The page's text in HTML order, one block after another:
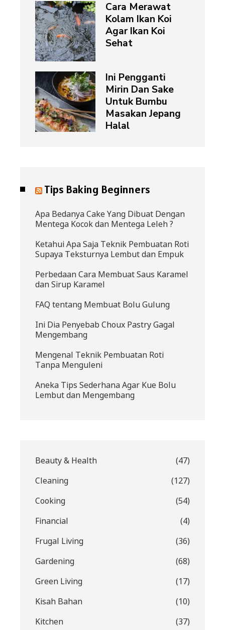
Cara Merawat
Kolam Ikan Koi
Agar Ikan Koi
Sehat
Ini Pengganti
Mirin Dan Sake
Untuk Bumbu
Masakan Jepang
Halal
Tips Baking Beginners
Apa Bedanya Cake Yang Dibuat Dengan
Mentega Kocok dan Mentega Leleh ?
Ketahui Apa Saja Teknik Pembuatan Roti
Supaya Teksturnya Lembut dan Empuk
Perbedaan Cara Membuat Saus Karamel
dan Sirup Karamel
FAQ tentang Membuat Bolu Gulung
Ini Dia Penyebab Choux Pastry Gagal
Mengembang
Mengenal Teknik Pembuatan Roti
Tanpa Menguleni
Aneka Tips Sederhana Agar Kue Bolu
Lembut dan Mengembang
Beauty & Health
(47)
Cleaning
(127)
Cooking
(54)
Financial
(4)
Frugal Living
(36)
Gardening
(68)
Green Living
(17)
Kisah Bahan
(10)
Kitchen
(37)